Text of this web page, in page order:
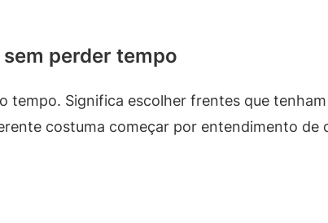
perder tempo
tempo. Significa escolher frentes que
costuma começar por entendimento de